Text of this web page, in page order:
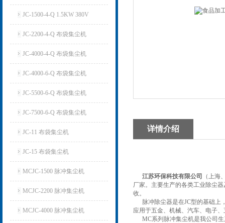
JC-1500-4-Q 1.5KW 380V
JC-2200-4-Q 布袋集尘机
JC-4000-4-Q 布袋集尘机
JC-4000-6-Q 布袋集尘机
JC-5500-6-Q 布袋集尘机
JC-7500-6-Q 布袋集尘机
JC-11 布袋集尘机
JC-15 布袋集尘机
MCJC-1500 脉冲集尘机
MCJC-2200 脉冲集尘机
MCJC-4000 脉冲集尘机
详情介绍
江苏环保科技有限公司
（上
厂家。主要生产的各类工业除尘
收。
脉冲除尘器是在JC型的基础上
应用于五金、机械、汽车、电子
MC系列脉冲集尘机是我公司